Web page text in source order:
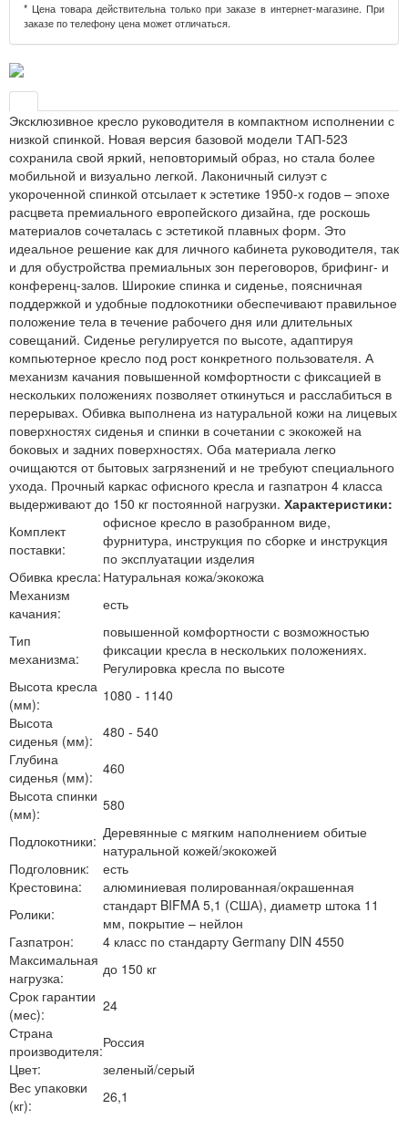
* Цена товара действительна только при заказе в интернет-магазине. При
заказе по телефону цена может отличаться.
Эксклюзивное кресло руководителя в компактном исполнении с
низкой спинкой. Новая версия базовой модели ТАП-523
сохранила свой яркий, неповторимый образ, но стала более
мобильной и визуально легкой. Лаконичный силуэт с
укороченной спинкой отсылает к эстетике 1950-х годов – эпохе
расцвета премиального европейского дизайна, где роскошь
материалов сочеталась с эстетикой плавных форм. Это
идеальное решение как для личного кабинета руководителя, так
и для обустройства премиальных зон переговоров, брифинг- и
конференц-залов. Широкие спинка и сиденье, поясничная
поддержкой и удобные подлокотники обеспечивают правильное
положение тела в течение рабочего дня или длительных
совещаний. Сиденье регулируется по высоте, адаптируя
компьютерное кресло под рост конкретного пользователя. А
механизм качания повышенной комфортности с фиксацией в
нескольких положениях позволяет откинуться и расслабиться в
перерывах. Обивка выполнена из натуральной кожи на лицевых
поверхностях сиденья и спинки в сочетании с экокожей на
боковых и задних поверхностях. Оба материала легко
очищаются от бытовых загрязнений и не требуют специального
ухода. Прочный каркас офисного кресла и газпатрон 4 класса
выдерживают до 150 кг постоянной нагрузки. Характеристики:
Комплект
поставки:
офисное кресло в разобранном виде,
фурнитура, инструкция по сборке и инструкция
по эксплуатации изделия
Обивка кресла: Натуральная кожа/экокожа
Механизм
качания:
есть
Тип
механизма:
повышенной комфортности с возможностью
фиксации кресла в нескольких положениях.
Регулировка кресла по высоте
Высота кресла
(мм):
1080 - 1140
Высота
сиденья (мм): 480 - 540
Глубина
сиденья (мм): 460
Высота спинки
(мм):
580
Подлокотники: Деревянные с мягким наполнением обитые
натуральной кожей/экокожей
Подголовник:
есть
Крестовина:
алюминиевая полированная/окрашенная
Ролики:
стандарт BIFMA 5,1 (США), диаметр штока 11
мм, покрытие – нейлон
Газпатрон:
4 класс по стандарту Germany DIN 4550
Максимальная
нагрузка:
до 150 кг
Срок гарантии
(мес):
24
Страна
производителя:Россия
Цвет:
зеленый/серый
Вес упаковки
(кг):
26,1